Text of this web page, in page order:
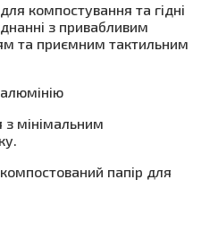
компостування та гідні
з привабливим
та приємним тактильним
з мінімальним
папір для